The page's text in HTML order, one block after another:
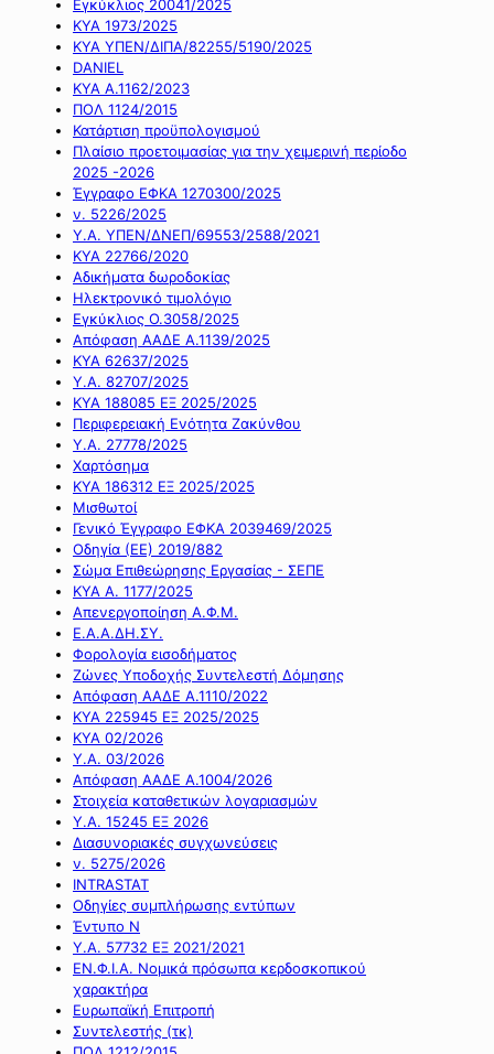
Εγκύκλιος 20041/2025
ΚΥΑ 1973/2025
ΚΥΑ ΥΠΕΝ/ΔΙΠΑ/82255/5190/2025
DANIEL
ΚΥΑ Α.1162/2023
ΠΟΛ 1124/2015
Κατάρτιση προϋπολογισμού
Πλαίσιο προετοιμασίας για την χειμερινή περίοδο
2025 -2026
Έγγραφο ΕΦΚΑ 1270300/2025
ν. 5226/2025
Υ.Α. ΥΠΕΝ/ΔΝΕΠ/69553/2588/2021
ΚΥΑ 22766/2020
Αδικήματα δωροδοκίας
Ηλεκτρονικό τιμολόγιο
Εγκύκλιος Ο.3058/2025
Απόφαση ΑΑΔΕ Α.1139/2025
ΚΥΑ 62637/2025
Υ.Α. 82707/2025
ΚΥΑ 188085 ΕΞ 2025/2025
Περιφερειακή Ενότητα Ζακύνθου
Υ.Α. 27778/2025
Χαρτόσημα
ΚΥΑ 186312 ΕΞ 2025/2025
Μισθωτοί
Γενικό Έγγραφο ΕΦΚΑ 2039469/2025
Οδηγία (ΕΕ) 2019/882
Σώμα Επιθεώρησης Εργασίας - ΣΕΠΕ
ΚΥΑ Α. 1177/2025
Απενεργοποίηση Α.Φ.Μ.
Ε.Α.Α.ΔΗ.ΣΥ.
Φορολογία εισοδήματος
Ζώνες Υποδοχής Συντελεστή Δόμησης
Απόφαση ΑΑΔΕ Α.1110/2022
ΚΥΑ 225945 ΕΞ 2025/2025
ΚΥΑ 02/2026
Υ.Α. 03/2026
Απόφαση ΑΑΔΕ Α.1004/2026
Στοιχεία καταθετικών λογαριασμών
Υ.Α. 15245 ΕΞ 2026
Διασυνοριακές συγχωνεύσεις
ν. 5275/2026
INTRASTAT
Οδηγίες συμπλήρωσης εντύπων
Έντυπο Ν
Υ.Α. 57732 ΕΞ 2021/2021
ΕΝ.Φ.Ι.Α. Νομικά πρόσωπα κερδοσκοπικού
χαρακτήρα
Ευρωπαϊκή Επιτροπή
Συντελεστής (τκ)